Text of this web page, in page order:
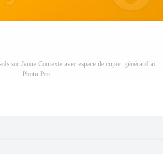
sur Jaune Contexte avec espace de copie. génératif ai
Photo Pro